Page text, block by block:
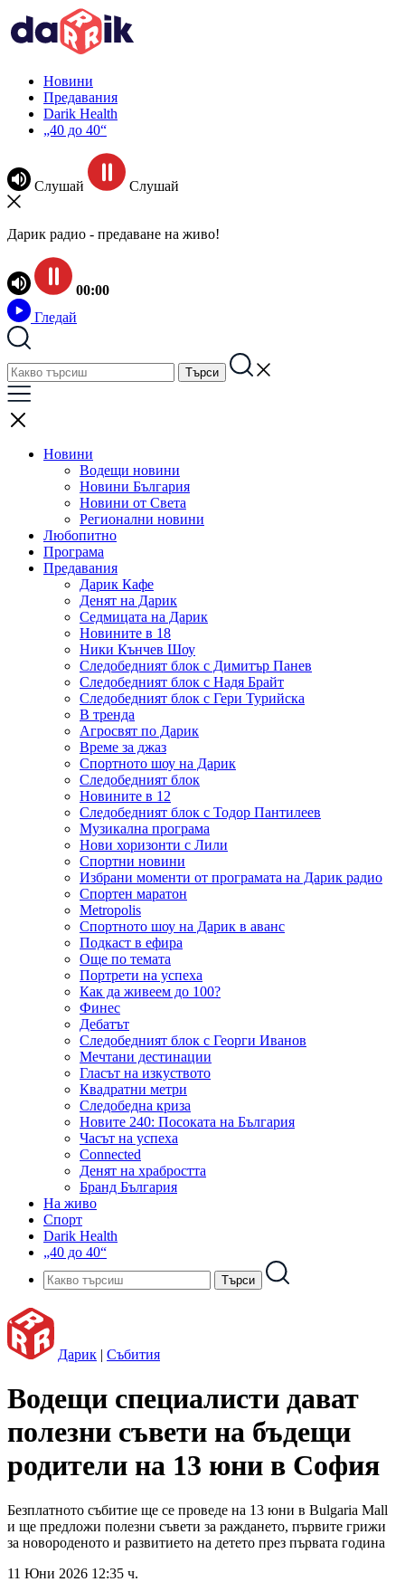
Новини
Предавания
Darik Health
„40 до 40“
Слушай Слушай
Дарик радио - предаване на живо!
00:00
Гледай
Новини
Водещи новини
Новини България
Новини от Света
Регионални новини
Любопитно
Програма
Предавания
Дарик Кафе
Денят на Дарик
Седмицата на Дарик
Новините в 18
Ники Кънчев Шоу
Следобедният блок с Димитър Панев
Следобедният блок с Надя Брайт
Следобедният блок с Гери Турийска
В тренда
Агросвят по Дарик
Време за джаз
Спортното шоу на Дарик
Следобедният блок
Новините в 12
Следобедният блок с Тодор Пантилеев
Музикална програма
Нови хоризонти с Лили
Спортни новини
Избрани моменти от програмата на Дарик радио
Спортен маратон
Metropolis
Спортното шоу на Дарик в аванс
Подкаст в ефира
Още по темата
Портрети на успеха
Как да живеем до 100?
Финес
Дебатът
Следобедният блок с Георги Иванов
Мечтани дестинации
Гласът на изкуството
Квадратни метри
Следобедна криза
Новите 240: Посоката на България
Часът на успеха
Connected
Денят на храбростта
Бранд България
На живо
Спорт
Darik Health
„40 до 40“
Дарик | Събития
Водещи специалисти дават
полезни съвети на бъдещи
родители на 13 юни в София
Безплатното събитие ще се проведе на 13 юни в Bulgaria Mall
и ще предложи полезни съвети за раждането, първите грижи
за новороденото и развитието на детето през първата година
11 Юни 2026 12:35 ч.